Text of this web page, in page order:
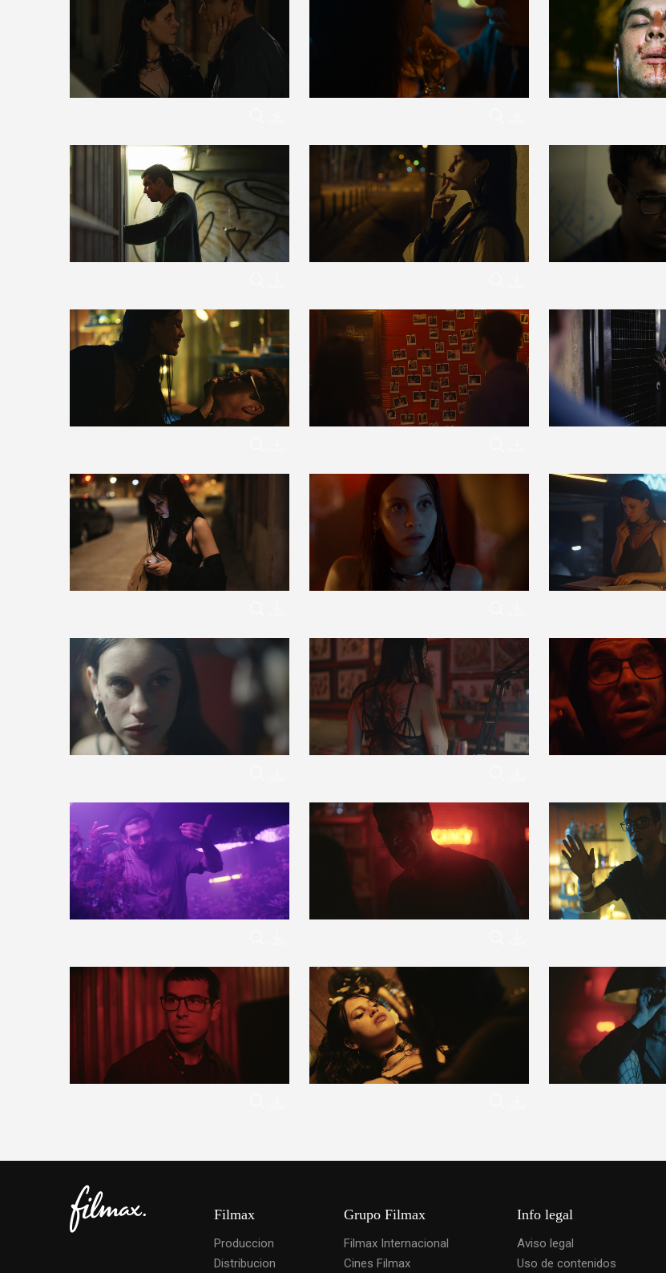
Filmax
Produccion
Distribucion
Grupo Filmax
Filmax Internacional
Cines Filmax
Info legal
Aviso legal
Uso de contenidos